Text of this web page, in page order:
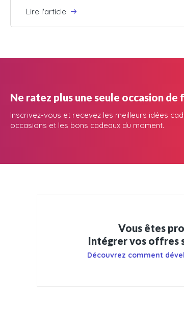
Lire l'article
Ne ratez plus une seule occasion de
Inscrivez-vous et recevez les meilleurs idées
occasions et les bons cadeaux du moment.
Vous êtes
Intégrer vos offres
Découvrez comment